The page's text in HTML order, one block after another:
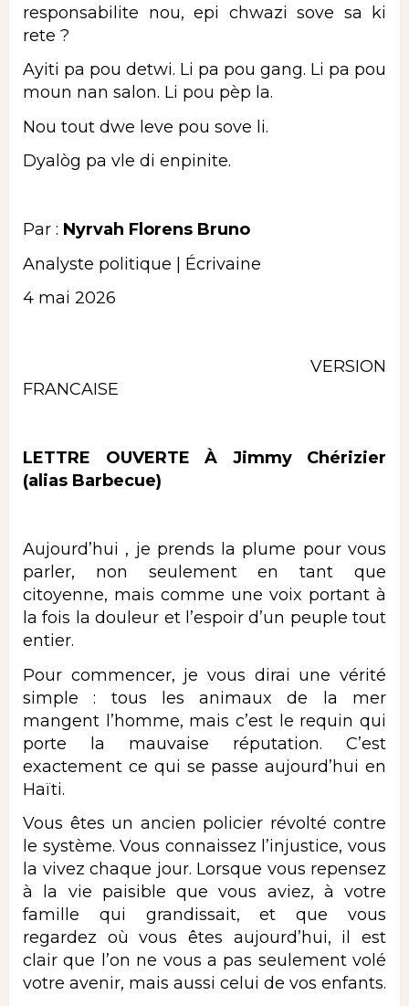
responsabilite nou, epi chwazi sove sa ki
rete ?
Ayiti pa pou detwi. Li pa pou gang. Li pa pou
moun nan salon. Li pou pèp la.
Nou tout dwe leve pou sove li.
Dyalòg pa vle di enpinite.
Par : Nyrvah Florens Bruno
Analyste politique | Écrivaine
4 mai 2026
VERSION
FRANCAISE
LETTRE OUVERTE À Jimmy Chérizier
(alias Barbecue)
Aujourd’hui , je prends la plume pour vous
parler, non seulement en tant que
citoyenne, mais comme une voix portant à
la fois la douleur et l’espoir d’un peuple tout
entier.
Pour commencer, je vous dirai une vérité
simple : tous les animaux de la mer
mangent l’homme, mais c’est le requin qui
porte la mauvaise réputation. C’est
exactement ce qui se passe aujourd’hui en
Haïti.
Vous êtes un ancien policier révolté contre
le système. Vous connaissez l’injustice, vous
la vivez chaque jour. Lorsque vous repensez
à la vie paisible que vous aviez, à votre
famille qui grandissait, et que vous
regardez où vous êtes aujourd’hui, il est
clair que l’on ne vous a pas seulement volé
votre avenir, mais aussi celui de vos enfants.